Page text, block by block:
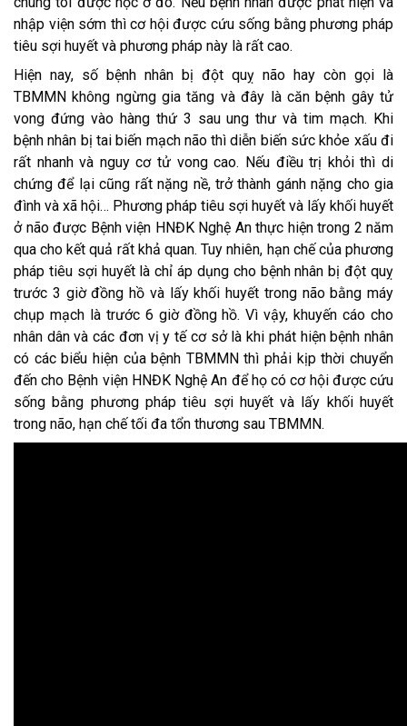
nhập viện sớm thì cơ hội được cứu sống bằng phương pháp
tiêu sợi huyết và phương pháp này là rất cao.
Hiện nay, số bệnh nhân bị đột quỵ não hay còn gọi là
TBMMN không ngừng gia tăng và đây là căn bệnh gây tử
vong đứng vào hàng thứ 3 sau ung thư và tim mạch. Khi
bệnh nhân bị tai biến mạch não thì diễn biến sức khỏe xấu đi
rất nhanh và nguy cơ tử vong cao. Nếu điều trị khỏi thì di
chứng để lại cũng rất nặng nề, trở thành gánh nặng cho gia
đình và xã hội… Phương pháp tiêu sợi huyết và lấy khối huyết
ở não được Bệnh viện HNĐK Nghệ An thực hiện trong 2 năm
qua cho kết quả rất khả quan. Tuy nhiên, hạn chế của phương
pháp tiêu sợi huyết là chỉ áp dụng cho bệnh nhân bị đột quỵ
trước 3 giờ đồng hồ và lấy khối huyết trong não bằng máy
chụp mạch là trước 6 giờ đồng hồ. Vì vậy, khuyến cáo cho
nhân dân và các đơn vị y tế cơ sở là khi phát hiện bệnh nhân
có các biểu hiện của bệnh TBMMN thì phải kịp thời chuyển
đến cho Bệnh viện HNĐK Nghệ An để họ có cơ hội được cứu
sống bằng phương pháp tiêu sợi huyết và lấy khối huyết
trong não, hạn chế tối đa tổn thương sau TBMMN.